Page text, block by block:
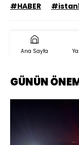
#HABER
Ana Sayfa
GÜNÜN